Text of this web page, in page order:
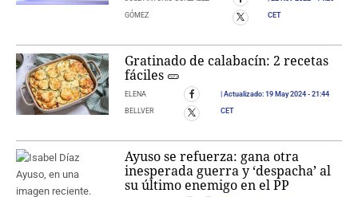
GÓMEZ CET
Gratinado de calabacín: 2 recetas
fáciles 🥒
ELENA
BELLVER
Actualizado:19 May 2024 - 21:44
CET
Ayuso se refuerza: gana otra
inesperada guerra y ‘despacha’ al
su último enemigo en el PP